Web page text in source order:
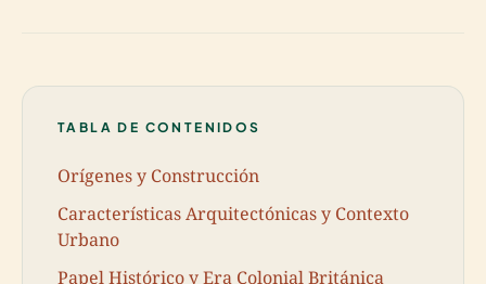
TABLA DE CONTENIDOS
Orígenes y Construcción
Características Arquitectónicas y Contexto
Urbano
Papel Histórico y Era Colonial Británica